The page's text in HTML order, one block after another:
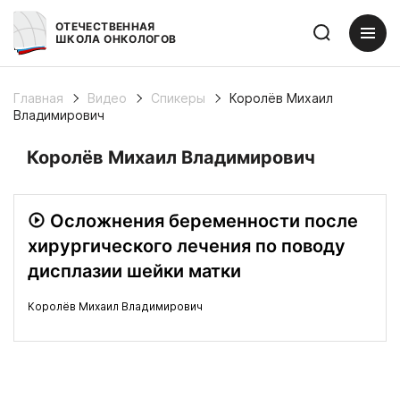
ОТЕЧЕСТВЕННАЯ
ШКОЛА ОНКОЛОГОВ
Главная Видео Спикеры
Королёв Михаил
Владимирович
Королёв Михаил Владимирович
Осложнения беременности после
хирургического лечения по поводу
дисплазии шейки матки
Королёв Михаил Владимирович